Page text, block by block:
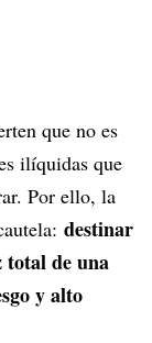
que no es
ilíquidas que
Por ello, la
destinar
total de una
y alto